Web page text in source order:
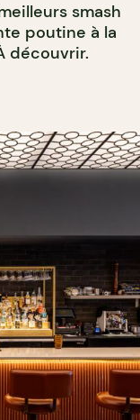
smash
poutine à la
découvrir.